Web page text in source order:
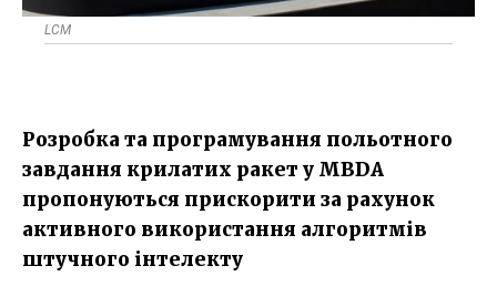
LCM
Розробка та програмування польотного
завдання крилатих ракет у MBDA
пропонуються прискорити за рахунок
активного використання алгоритмів
штучного інтелекту